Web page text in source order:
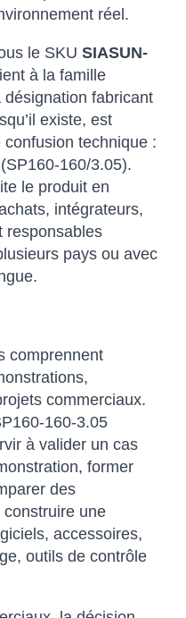
réel.
le SKU SIASUN-
à la famille
fabricant
existe, est
technique :
160/3.05).
le produit en
intégrateurs,
responsables
pays ou avec
comprennent
commerciaux.
160-3.05
à valider un cas
former
des
une
accessoires,
outils de contrôle